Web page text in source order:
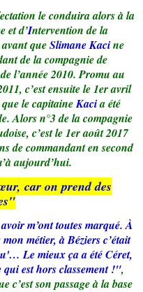
le conduira alors à la
et d’Intervention de la
queSlimane Kacine
de la compagnie de
l’année 2010. Promu au
c’est ensuite le 1er avril
que le capitaineKacia été
Alors n°3 de la compagnie
c’est le 1er août 2017
de commandant en second
aujourd’hui.
car on prend des
m’ont toutes marqué. À
métier, à Béziers c’était
Le mieux ça a été Céret,
qui est hors classement !",
c’est son passage à la base